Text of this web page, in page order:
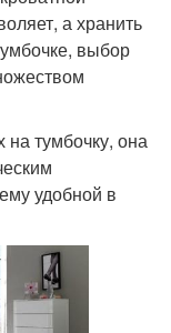
а хранить
выбор
тумбочку, она
удобной в